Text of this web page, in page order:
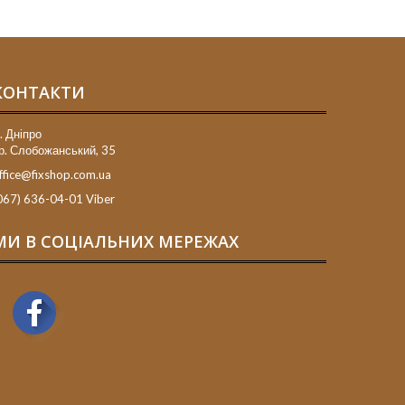
Дніпро
Слобожанський, 35
636-04-01 Viber
В СОЦІАЛЬНИХ МЕРЕЖАХ